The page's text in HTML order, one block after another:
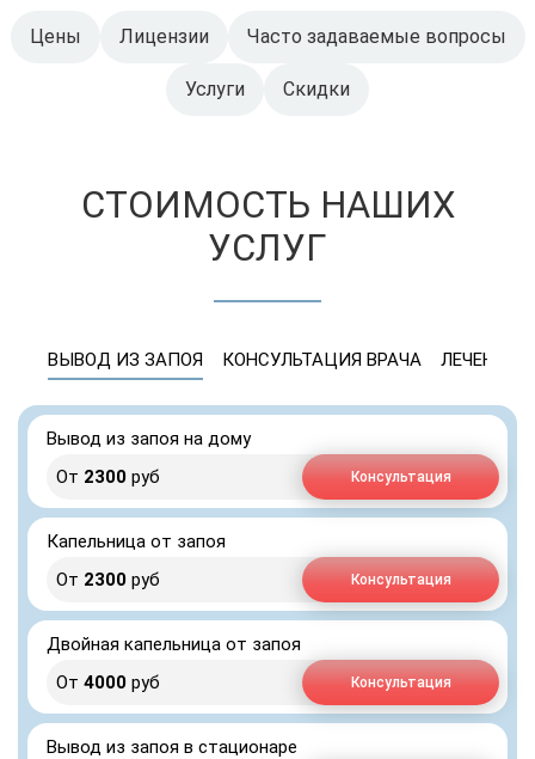
Цены Лицензии Часто задаваемые вопросы
Услуги Скидки
СТОИМОСТЬ НАШИХ
УСЛУГ
ВЫВОД ИЗ ЗАПОЯ КОНСУЛЬТАЦИЯ ВРАЧА ЛЕЧЕНИЕ
Вывод из запоя на дому
От 2300 руб Консультация
Капельница от запоя
От 2300 руб Консультация
Двойная капельница от запоя
От 4000 руб Консультация
Вывод из запоя в стационаре